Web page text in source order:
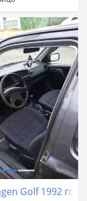
Golf 1992 год